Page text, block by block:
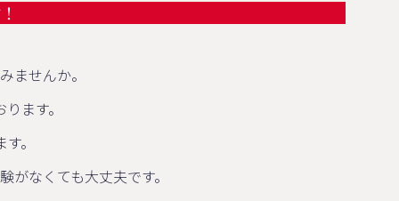
ませんか。
ます。
。
なくても大丈夫です。